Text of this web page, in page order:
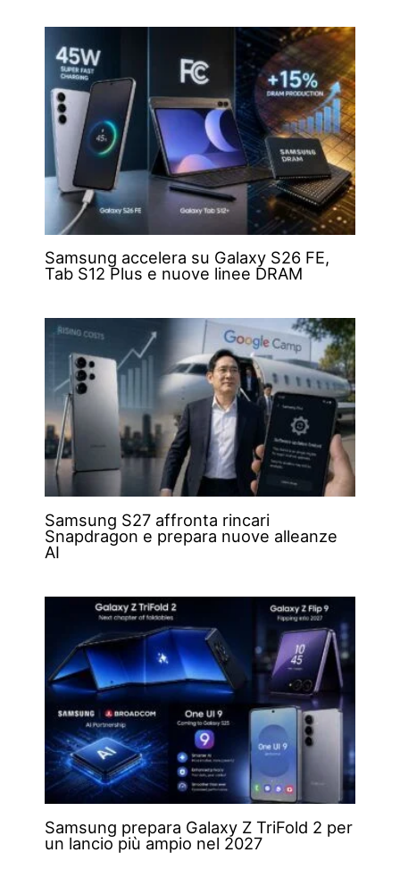
Samsung accelera su Galaxy S26 FE,
Tab S12 Plus e nuove linee DRAM
Samsung S27 affronta rincari
Snapdragon e prepara nuove alleanze
AI
Samsung prepara Galaxy Z TriFold 2 per
un lancio più ampio nel 2027